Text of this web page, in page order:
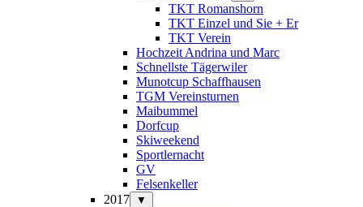
TKT Romanshorn
TKT Einzel und Sie + Er
TKT Verein
Hochzeit Andrina und Marc
Schnellste Tägerwiler
Munotcup Schaffhausen
TGM Vereinsturnen
Maibummel
Dorfcup
Skiweekend
Sportlernacht
GV
Felsenkeller
2017
▼